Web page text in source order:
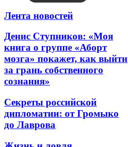
Лента новостей
Денис Ступников: «Моя
книга о группе «Аборт
мозга» покажет, как выйти
за грань собственного
сознания»
Секреты российской
дипломатии: от Громыко
до Лаврова